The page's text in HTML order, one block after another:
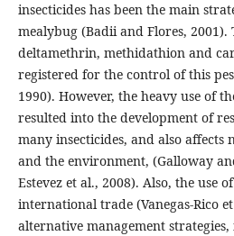
insecticides has been the main
mealybug (Badii and Flores, 2001).
deltamethrin, methidathion and
registered for the control of this
1990). However, the heavy use of
resulted into the development of
many insecticides, and also affects
and the environment, (Galloway
Estevez et al., 2008). Also, the use
international trade (Vanegas-Rico
alternative management